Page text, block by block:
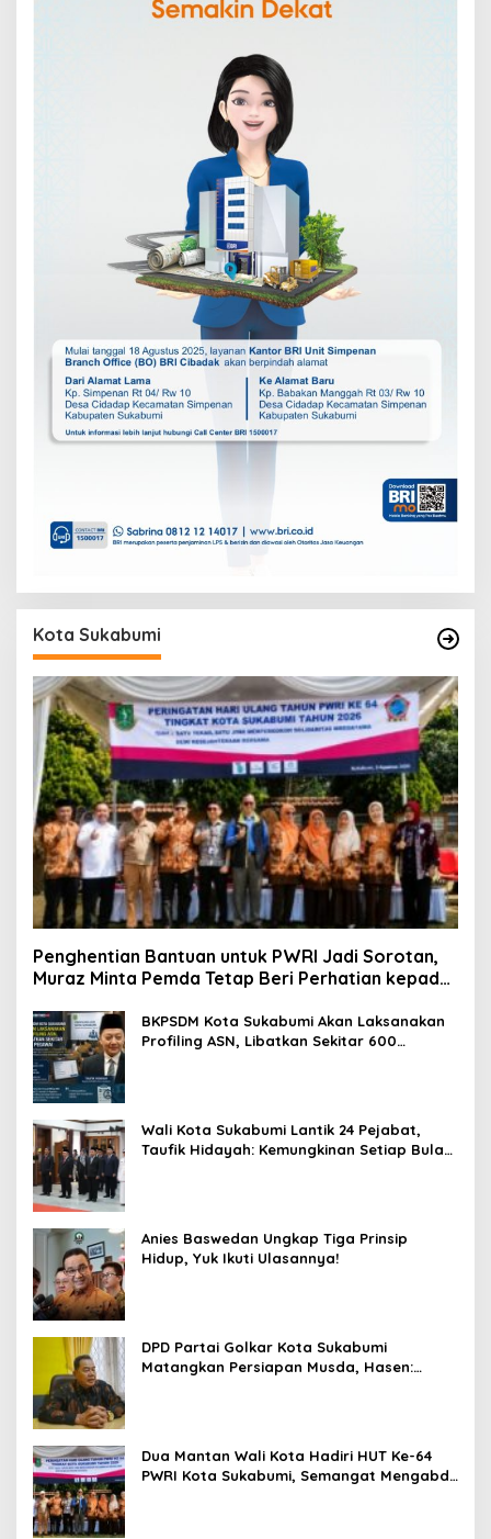
Kota Sukabumi
Penghentian Bantuan untuk PWRI Jadi Sorotan,
Muraz Minta Pemda Tetap Beri Perhatian kepada
BKPSDM Kota Sukabumi Akan Laksanakan
Profiling ASN, Libatkan Sekitar 600
Wali Kota Sukabumi Lantik 24 Pejabat,
Taufik Hidayah: Kemungkinan Setiap Bulan
Anies Baswedan Ungkap Tiga Prinsip
Hidup, Yuk Ikuti Ulasannya!
DPD Partai Golkar Kota Sukabumi
Matangkan Persiapan Musda, Hasen:
Dua Mantan Wali Kota Hadiri HUT Ke-64
PWRI Kota Sukabumi, Semangat Mengabdi